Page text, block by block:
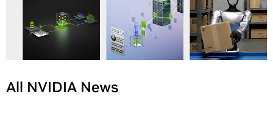
All NVIDIA News